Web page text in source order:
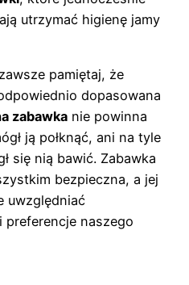
utrzymać higienę jamy
pamiętaj, że
dopasowana
zabawka nie powinna
ją połknąć, ani na tyle
się nią bawić. Zabawka
bezpieczna, a jej
uwzględniać
naszego